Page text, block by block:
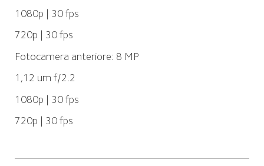
1080p | 30 fps
720p | 30 fps
Fotocamera anteriore: 8 MP
1,12 um f/2.2
1080p | 30 fps
720p | 30 fps